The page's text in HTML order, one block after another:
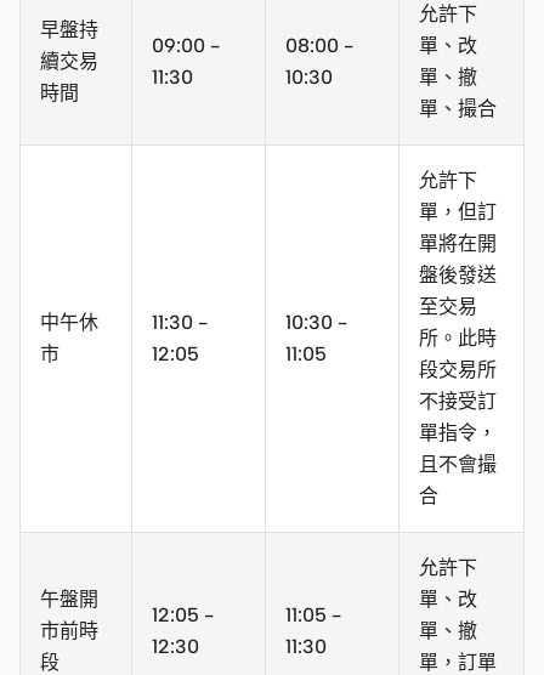
早盤持
續交易
時間
09:00 -
11:30
08:00 -
10:30
允許下
單、改
單、撤
單、撮合
中午休
市
11:30 -
12:05
10:30 -
11:05
允許下
單，但訂
單將在開
盤後發送
至交易
所。此時
段交易所
不接受訂
單指令，
且不會撮
合
午盤開
市前時
段
12:05 -
12:30
11:05 -
11:30
允許下
單、改
單、撤
單，訂單